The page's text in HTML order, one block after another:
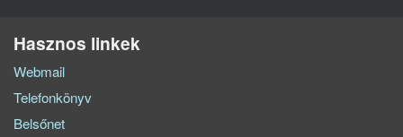
Hasznos linkek
Webmail
Telefonkönyv
Belsőnet